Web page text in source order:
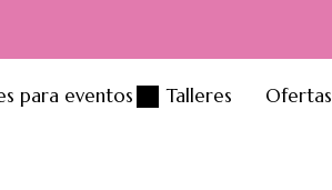
para eventos Talleres Ofertas